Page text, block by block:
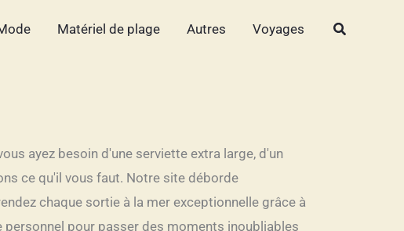
Matériel de plage Autres Voyages Rechercher
ayez besoin d'une serviette extra large, d'un
ce qu'il vous faut. Notre site déborde
chaque sortie à la mer exceptionnelle grâce à
pour passer des moments inoubliables